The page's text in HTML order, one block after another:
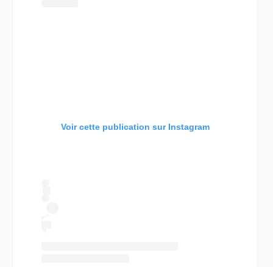
Voir cette publication sur Instagram